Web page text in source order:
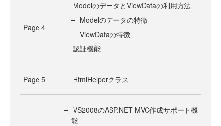
Page 4
ModelのデータとViewDataの利用方法
Modelのデータの特徴
ViewDataの特徴
認証機能
Page 5 HtmlHelperクラス
VS2008のASP.NET MVC作成サポート機
能